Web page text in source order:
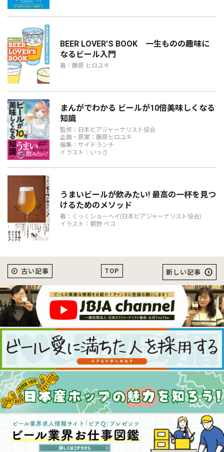
BEER LOVER’S BOOK 一生ものの趣味に
なるビール入門
著：藤原 ヒロユキ
まんがでわかる ビールが10倍美味しくなる
知識
監修：日本ビアジャーナリスト協会
企画・原案：藤原ヒロユキ
編集：サイドランチ
イラスト：いっさ
うまいビールが飲みたい! 最高の一杯を見つ
けるためのメソッド
著：くっくショーヘイ(日本ビアジャーナリスト協会)
イラスト：朝野 ペコ
TOP
古い記事 新しい記事